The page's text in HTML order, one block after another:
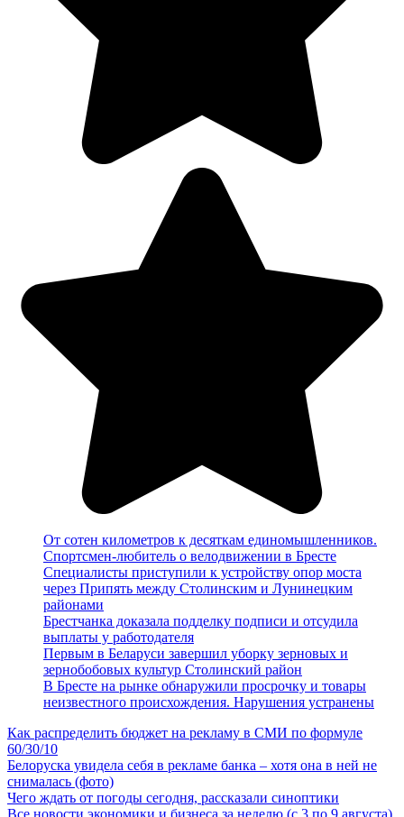
От сотен километров к десяткам единомышленников.
Спортсмен-любитель о велодвижении в Бресте
Специалисты приступили к устройству опор моста
через Припять между Столинским и Лунинецким
районами
Брестчанка доказала подделку подписи и отсудила
выплаты у работодателя
Первым в Беларуси завершил уборку зерновых и
зернобобовых культур Столинский район
В Бресте на рынке обнаружили просрочку и товары
неизвестного происхождения. Нарушения устранены
Как распределить бюджет на рекламу в СМИ по формуле
60/30/10
Белоруска увидела себя в рекламе банка – хотя она в ней не
снималась (фото)
Чего ждать от погоды сегодня, рассказали синоптики
Все новости экономики и бизнеса за неделю (с 3 по 9 августа)